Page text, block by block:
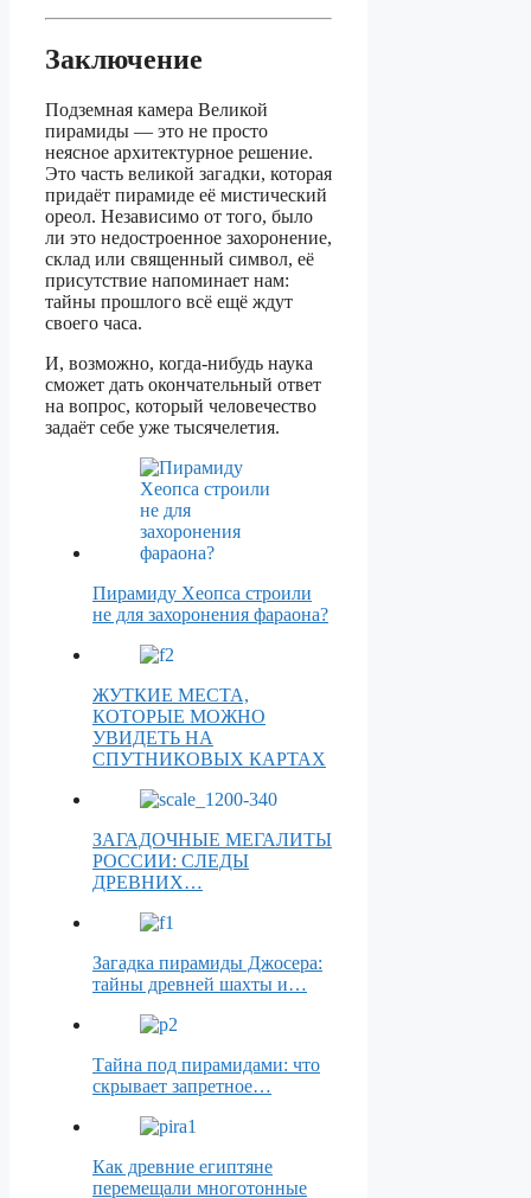
Заключение
Подземная камера Великой
пирамиды — это не просто
неясное архитектурное решение.
Это часть великой загадки, которая
придаёт пирамиде её мистический
ореол. Независимо от того, было
ли это недостроенное захоронение,
склад или священный символ, её
присутствие напоминает нам:
тайны прошлого всё ещё ждут
своего часа.
И, возможно, когда-нибудь наука
сможет дать окончательный ответ
на вопрос, который человечество
задаёт себе уже тысячелетия.
Пирамиду Хеопса строили
не для захоронения фараона?
ЖУТКИЕ МЕСТА,
КОТОРЫЕ МОЖНО
УВИДЕТЬ НА
СПУТНИКОВЫХ КАРТАХ
ЗАГАДОЧНЫЕ МЕГАЛИТЫ
РОССИИ: СЛЕДЫ
ДРЕВНИХ…
Загадка пирамиды Джосера:
тайны древней шахты и…
Тайна под пирамидами: что
скрывает запретное…
Как древние египтяне
перемещали многотонные